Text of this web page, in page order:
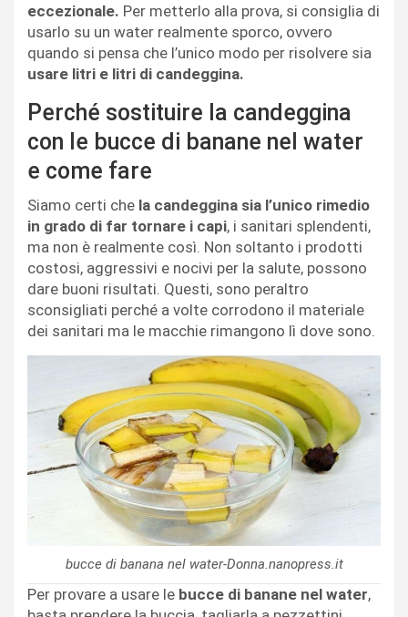
eccezionale. Per metterlo alla prova, si consiglia di
usarlo su un water realmente sporco, ovvero
quando si pensa che l’unico modo per risolvere sia
usare litri e litri di candeggina.
Perché sostituire la candeggina
con le bucce di banane nel water
e come fare
Siamo certi che la candeggina sia l’unico rimedio
in grado di far tornare i capi, i sanitari splendenti,
ma non è realmente così. Non soltanto i prodotti
costosi, aggressivi e nocivi per la salute, possono
dare buoni risultati. Questi, sono peraltro
sconsigliati perché a volte corrodono il materiale
dei sanitari ma le macchie rimangono lì dove sono.
bucce di banana nel water-Donna.nanopress.it
Per provare a usare le bucce di banane nel water,